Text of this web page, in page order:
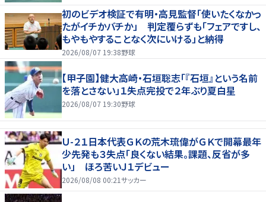
初のビデオ検証で有明・高見監督「使いたくなかっ
たがイチかバチか」 判定覆らずも「フェアですし、
もやもやすることなく次にいける」と納得
2026/08/07 19:38野球
【甲子園】健大高崎・石垣聡志「『石垣』という名前
を落とさない」１失点完投で２年ぶり夏白星
2026/08/07 19:30野球
Ｕ-２１日本代表ＧＫの荒木琉偉がＧＫで開幕最年
少先発も３失点「良くない結果。課題、反省が多
い」 ほろ苦いＪ１デビュー
2026/08/08 00:21サッカー